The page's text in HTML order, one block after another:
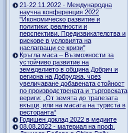
21-22.11.2022 - Международна
научна конференция 2022
"Икономическо развитие и
политики: реалности и
перспективи. Предизвикателства и
рискове в условията на
наслагващи се кризи"
Кръгла маса – Възможности за
устойчиво развитие на
земеделието в община Добрич и
региона на Добруджа, чрез
увеличаване добавената стойност
по производствената и търговската
вериги: „От земята до трапезата
вкъщи, или на масата на туриста в
ресторанта“
Годишен доклад 2022 в медиите
08.08.2022 - материал на проф.